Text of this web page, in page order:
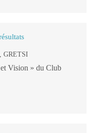
, GRETSI
Vision » du Club